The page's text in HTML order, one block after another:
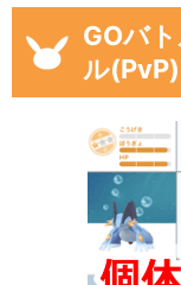
GOバ
ル